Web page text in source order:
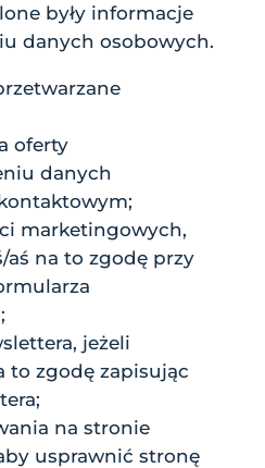
były informacje
danych osobowych.
oferty
danych
marketingowych,
aś na to zgodę przy
jeżeli
to zgodę zapisując
na stronie
usprawnić stronę